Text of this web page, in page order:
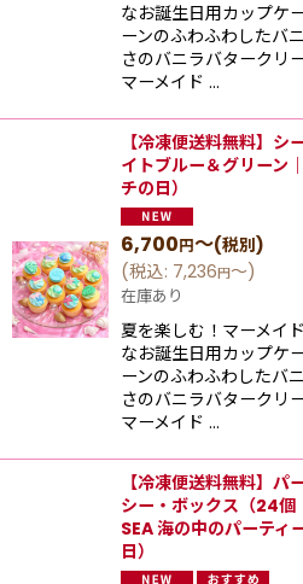
なお誕生日用カップケ
ーンのふわふわしたバ
さのバニラバタークリ
マーメイド …
【冷凍便送料無料】シ
イトブルー＆グリーン
チの日）
6,700円～(税別)
(税込: 7,236円～)
在庫あり
夏を楽しむ！マーメイ
なお誕生日用カップケ
ーンのふわふわしたバ
さのバニラバタークリ
マーメイド …
【冷凍便送料無料】パ
シー・ボックス（24個
SEA 海の中のパーテ
日）